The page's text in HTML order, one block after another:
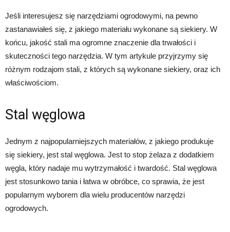
Jeśli interesujesz się narzędziami ogrodowymi, na pewno
zastanawiałeś się, z jakiego materiału wykonane są siekiery. W
końcu, jakość stali ma ogromne znaczenie dla trwałości i
skuteczności tego narzędzia. W tym artykule przyjrzymy się
różnym rodzajom stali, z których są wykonane siekiery, oraz ich
właściwościom.
Stal węglowa
Jednym z najpopularniejszych materiałów, z jakiego produkuje
się siekiery, jest stal węglowa. Jest to stop żelaza z dodatkiem
węgla, który nadaje mu wytrzymałość i twardość. Stal węglowa
jest stosunkowo tania i łatwa w obróbce, co sprawia, że jest
popularnym wyborem dla wielu producentów narzędzi
ogrodowych.